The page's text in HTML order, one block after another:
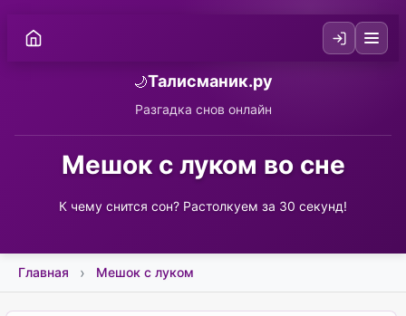
🌙Талисманик.ру
Разгадка снов онлайн
Мешок с луком во сне
К чему снится сон? Растолкуем за 30 секунд!
Главная Мешок с луком